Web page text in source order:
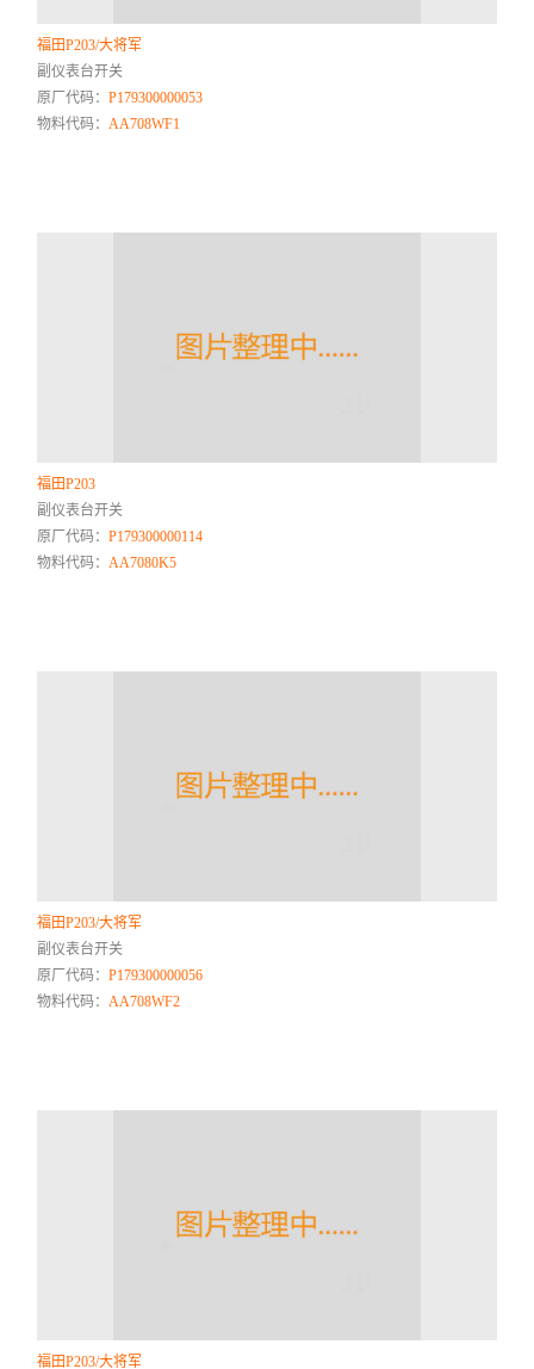
福田P203/大将军
副仪表台开关
原厂代码：P179300000053
物料代码：AA708WF1
福田P203
副仪表台开关
原厂代码：P179300000114
物料代码：AA7080K5
福田P203/大将军
副仪表台开关
原厂代码：P179300000056
物料代码： AA708WF2
福田P203/大将军